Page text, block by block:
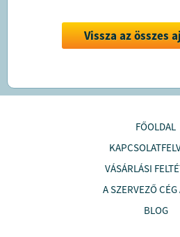
Vissza az összes
FŐOLDAL
VÁSÁRLÁSI
A SZERVEZŐ CÉG
BLOG